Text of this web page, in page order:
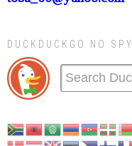
DUCKDUCKGO NO SPY